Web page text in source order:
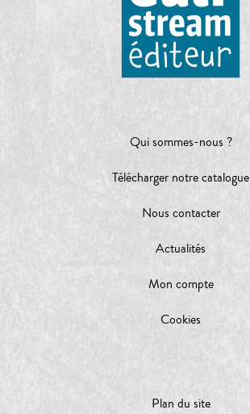
Qui sommes-nous ?
Télécharger notre catalogue
Nous contacter
Actualités
Mon compte
Cookies
Plan du site